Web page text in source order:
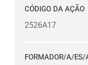
CÓDIGO DA AÇÃO
2526A17
FORMADOR/A/ES/